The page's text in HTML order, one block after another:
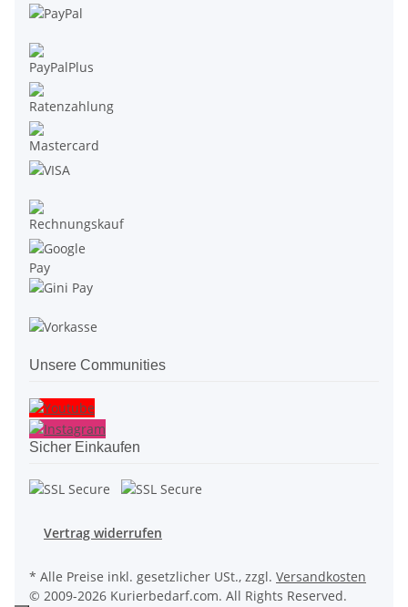
Unsere Communities
Sicher Einkaufen
Vertrag widerrufen
* Alle Preise inkl. gesetzlicher USt., zzgl. Versandkosten
© 2009-2026 Kurierbedarf.com. All Rights Reserved.